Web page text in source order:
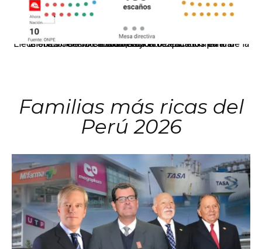
El JNE oficializó la distribución de escaños para la elección de 60 senadores y 130 diputados en las Elecciones Generales 2026, tras el restablecimiento de la Bicameralidad.
Familias más ricas del
Perú 2026